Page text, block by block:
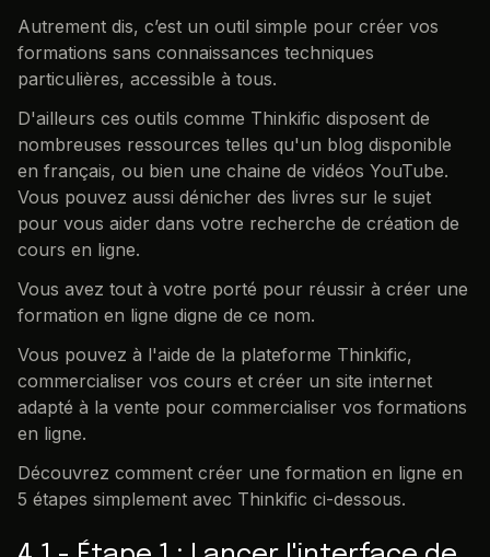
Autrement dis, c’est un outil simple pour créer vos
formations sans connaissances techniques
particulières, accessible à tous.
D'ailleurs ces outils comme Thinkific disposent de
nombreuses ressources telles qu'un blog disponible
en français, ou bien une chaine de vidéos YouTube.
Vous pouvez aussi dénicher des livres sur le sujet
pour vous aider dans votre recherche de création de
cours en ligne.
Vous avez tout à votre porté pour réussir à créer une
formation en ligne digne de ce nom.
Vous pouvez à l'aide de la plateforme Thinkific,
commercialiser vos cours et créer un site internet
adapté à la vente pour commercialiser vos formations
en ligne.
Découvrez comment créer une formation en ligne en
5 étapes simplement avec Thinkific ci-dessous.